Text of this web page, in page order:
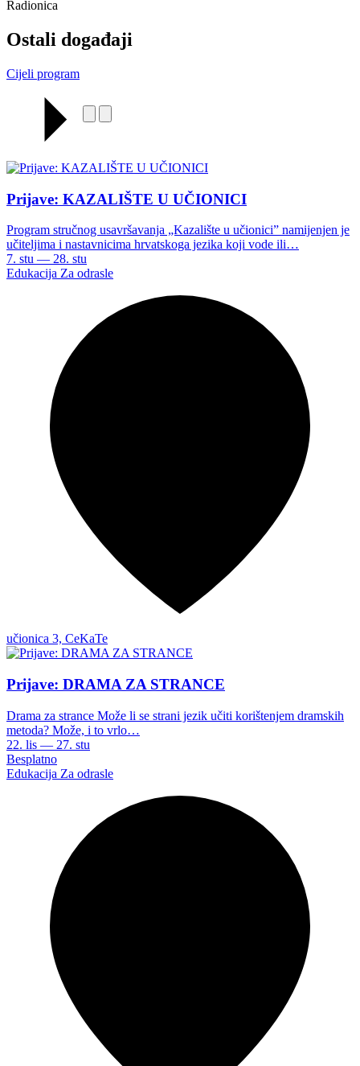
Radionica
Ostali događaji
Cijeli program
Prijave: KAZALIŠTE U UČIONICI
Program stručnog usavršavanja „Kazalište u učionici” namijenjen je
učiteljima i nastavnicima hrvatskoga jezika koji vode ili…
7. stu — 28. stu
Edukacija Za odrasle
učionica 3, CeKaTe
Prijave: DRAMA ZA STRANCE
Drama za strance Može li se strani jezik učiti korištenjem dramskih
metoda? Može, i to vrlo…
22. lis — 27. stu
Besplatno
Edukacija Za odrasle